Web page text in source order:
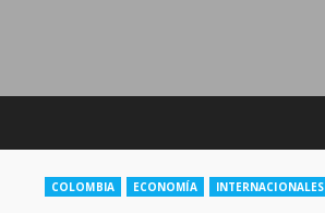
COLOMBIA ECONOMÍA INTERNACIONALES